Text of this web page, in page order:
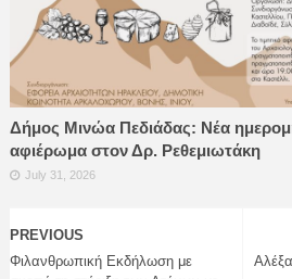
Δήμος Μινώα Πεδιάδας: Νέα
αφιέρωμα στον Δρ. Ρεθεμιωτάκη
July 31, 2026
PREVIOUS
Φιλανθρωπική Εκδήλωση με